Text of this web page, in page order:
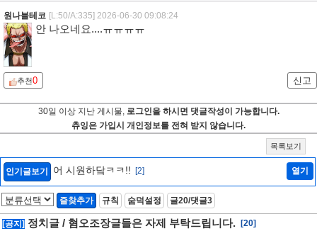
원나블테코 [L:50/A:335] 2026-06-30 09:08:24
안 나오네요....ㅠㅠㅠㅠ
추천0 신고
30일 이상 지난 게시물, 로그인을 하시면 댓글작성이 가능합니다.
츄잉은 가입시 개인정보를 전혀 받지 않습니다.
목록보기
인기글보기 어 시원하닼ㅋㅋ!! [2] 열기
즐찾추가 규칙 숨덕설정 글20/댓글3
[공지] 정치글 / 혐오조장글들은 자제 부탁드립니다.
[20]